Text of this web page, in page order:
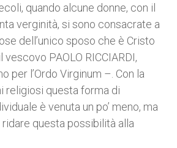
quando alcune donne, con il
verginità, si sono consacrate a
dell’unico sposo che è Cristo
PAOLO RICCIARDI,
per l’Ordo Virginum –. Con la
religiosi questa forma di
è venuta un po’ meno, ma
questa possibilità alla